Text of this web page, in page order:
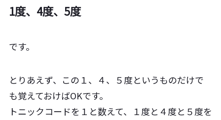
1度、4度、5度
です。
とりあえず、この１、４、５度というものだけで
も覚えておけばOKです。
トニックコードを１と数えて、１度と４度と５度を